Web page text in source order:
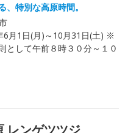
、特別な高原時間。
6月1日(月)～10月31日(土) ※
として午前８時３０分～１０
レンゲツツジ